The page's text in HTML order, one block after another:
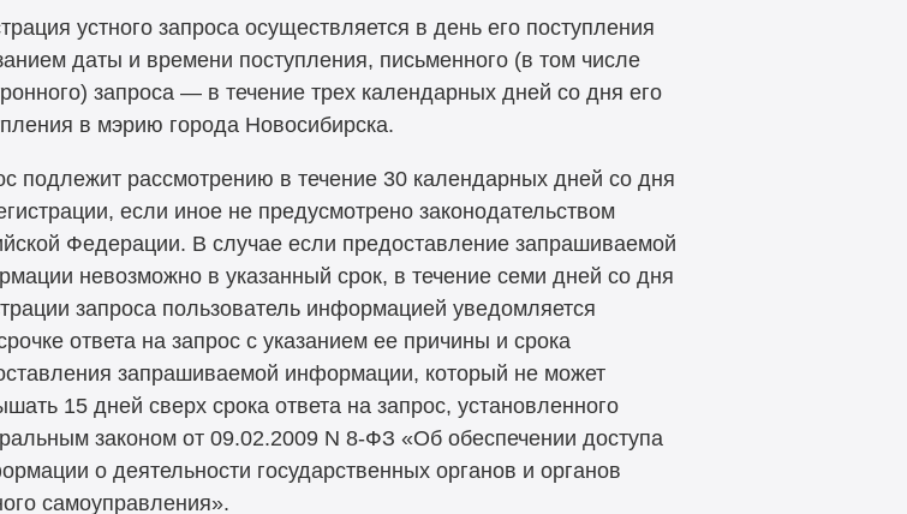
устного запроса осуществляется в день его поступления
даты и времени поступления, письменного (в том числе
запроса — в течение трех календарных дней со дня его
в мэрию города Новосибирска.
подлежит рассмотрению в течение 30 календарных дней со дня
если иное не предусмотрено законодательством
Федерации. В случае если предоставление запрашиваемой
невозможно в указанный срок, в течение семи дней со дня
запроса пользователь информацией уведомляется
ответа на запрос с указанием ее причины и срока
запрашиваемой информации, который не может
15 дней сверх срока ответа на запрос, установленного
законом от 09.02.2009 N8-ФЗ «Об обеспечении доступа
о деятельности государственных органов и органов
самоуправления».